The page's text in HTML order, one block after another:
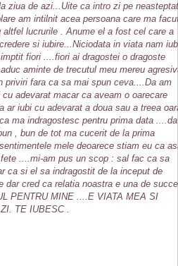
ziua de azi...Uite ca intro zi pe
am intilnit acea persoana care ma
lucrurile . Anume el a fost cel care a
si iubire...Niciodata in viata nam
fiori ....fiori ai dragostei o dragoste
aminte de trecutul meu mereu
priviri fara ca sa mai spun ceva....Da am
adevarat macar ca aveam o oarecare
ar iubi cu adevarat a doua sau a treea
ma indragostesc pentru prima data ....da
, bun de tot ma cucerit de la prima
mele deoarece stiam eu ca
....mi-am pus un scop : sal fac ca sa
ca si el sa indragostit de la inceput de
dar cred ca relatia noastra e una de
PENTRU MINE ....E VIATA MEA SI
TE IUBESC .